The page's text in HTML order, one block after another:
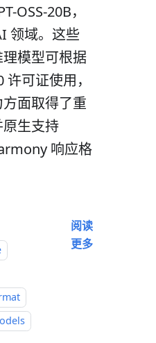
OSS-20B，
领域。这些
模型可根据
可证使用，
面取得了重
生支持
响应格
阅读
更多